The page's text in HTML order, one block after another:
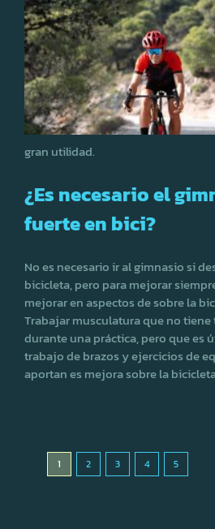
gran utilidad.
¿Es necesario el
fuerte en bici?
No es necesario ir al gimnasio si
bicicleta, pero para mejorar
mejorar en aspectos de sobre la
Trabajar musculatura que no
durante una práctica, pero que es
trabajo de brazos y ejercicios de
aportan es mejora sobre la
1 2 3 4 5